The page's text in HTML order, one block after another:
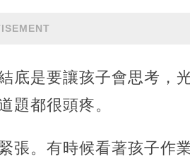
底是要讓孩子會思考，
題都很頭疼。
張。有時候看著孩子作